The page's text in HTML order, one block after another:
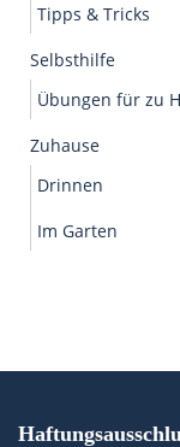
Tipps & Tricks
Selbsthilfe
Übungen für zu
Zuhause
Drinnen
Im Garten